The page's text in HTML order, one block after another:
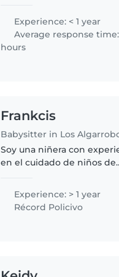
cuidado de los más
la familia. Me encanta
actividades..
Experience: < 1 year
Average response
hours
Frankcis
Babysitter in Los
Soy una niñera con
en el cuidado de niños de
caracterizo por ser
paciente y enérgica.
Experience: > 1 year
Récord Policivo